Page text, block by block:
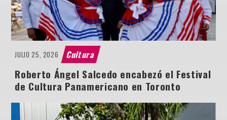
JULIO 25, 2026 Cultura
Roberto Ángel Salcedo encabezó el Festival
de Cultura Panamericano en Toronto